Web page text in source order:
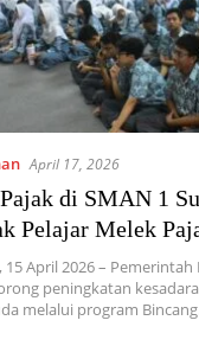
April 17, 2026
di SMAN 1
Pelajar Melek
15 April 2026 –
peningkatan
melalui program